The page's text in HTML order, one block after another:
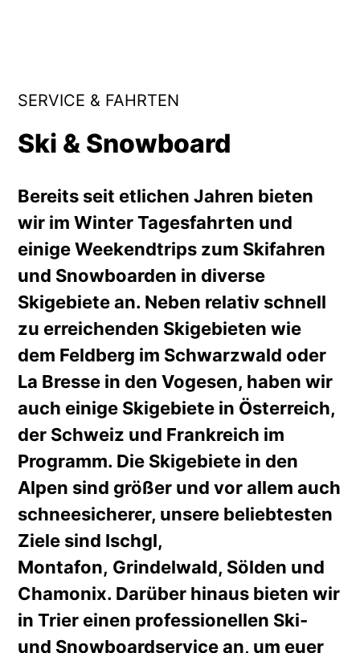
SERVICE & FAHRTEN
Ski & Snowboard
Bereits seit etlichen Jahren bieten
wir im Winter Tagesfahrten und
einige Weekendtrips zum Skifahren
und Snowboarden in diverse
Skigebiete an. Neben relativ schnell
zu erreichenden Skigebieten wie
dem Feldberg im Schwarzwald oder
La Bresse in den Vogesen, haben wir
auch einige Skigebiete in Österreich,
der Schweiz und Frankreich im
Programm. Die Skigebiete in den
Alpen sind größer und vor allem auch
schneesicherer, unsere beliebtesten
Ziele sind Ischgl,
Montafon, Grindelwald, Sölden und
Chamonix. Darüber hinaus bieten wir
in Trier einen professionellen Ski-
und Snowboardservice an, um euer